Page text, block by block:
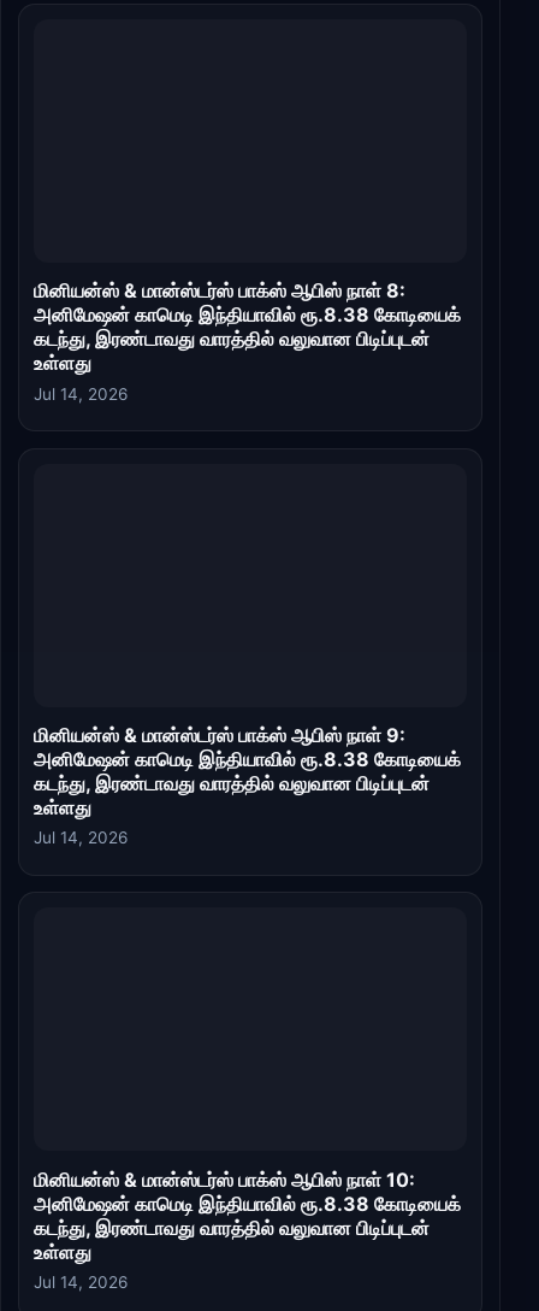
மினியன்ஸ் & மான்ஸ்டர்ஸ் பாக்ஸ் ஆபிஸ் நாள் 8:
அனிமேஷன் காமெடி இந்தியாவில் ரூ.8.38 கோடியைக்
கடந்து, இரண்டாவது வாரத்தில் வலுவான பிடிப்புடன்
உள்ளது
Jul 14, 2026
மினியன்ஸ் & மான்ஸ்டர்ஸ் பாக்ஸ் ஆபிஸ் நாள் 9:
அனிமேஷன் காமெடி இந்தியாவில் ரூ.8.38 கோடியைக்
கடந்து, இரண்டாவது வாரத்தில் வலுவான பிடிப்புடன்
உள்ளது
Jul 14, 2026
மினியன்ஸ் & மான்ஸ்டர்ஸ் பாக்ஸ் ஆபிஸ் நாள் 10:
அனிமேஷன் காமெடி இந்தியாவில் ரூ.8.38 கோடியைக்
கடந்து, இரண்டாவது வாரத்தில் வலுவான பிடிப்புடன்
உள்ளது
Jul 14, 2026